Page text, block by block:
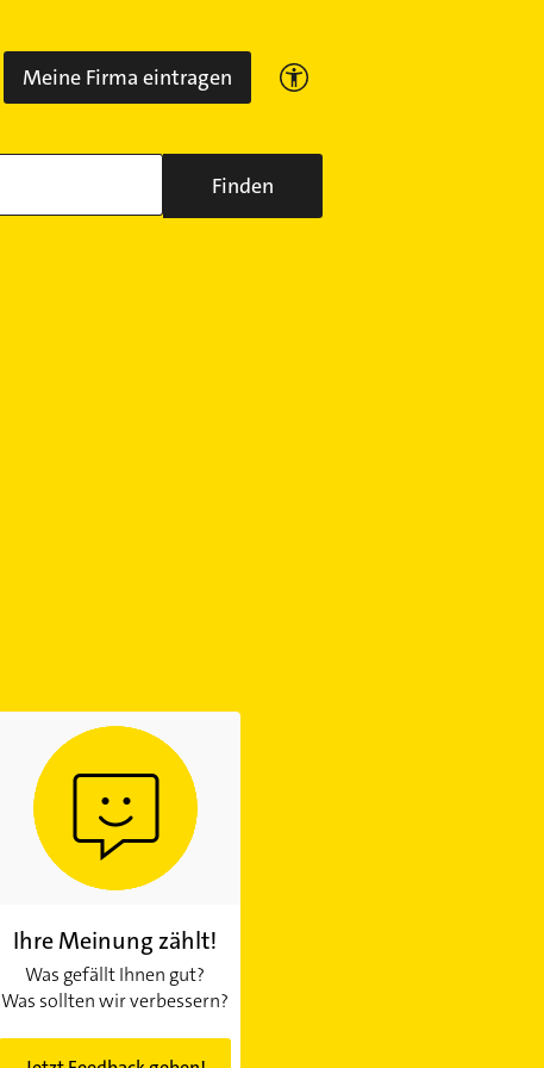
Meine Firma eintragen
Finden
Ihre Meinung zählt!
Was gefällt Ihnen gut?
Was sollten wir verbessern?